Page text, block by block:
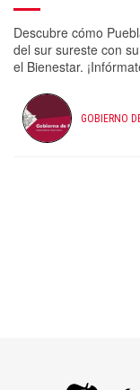
Descubre cómo
del sur sureste con
el Bienestar.
GOBIERNO